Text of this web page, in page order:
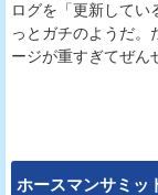
ログを「更新してい
っとガチのようだ。
ージが重すぎてぜん
ホースマンサミッ